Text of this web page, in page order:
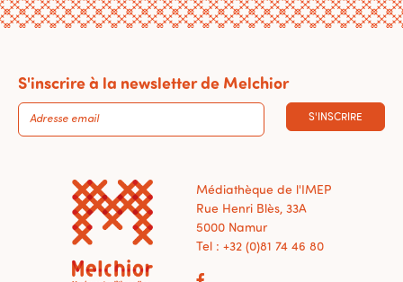
S'inscrire à la newsletter de Melchior
S'INSCRIRE
Médiathèque de l'IMEP
Rue Henri Blès, 33A
5000 Namur
Tel : +32 (0)81 74 46 80